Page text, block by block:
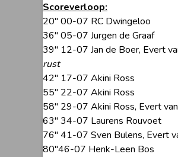
Scoreverloop:
20″ 00-07 RC Dwingeloo
36″ 05-07 Jurgen de Graaf
39″ 12-07 Jan de Boer, Evert
rust
42″ 17-07 Akini Ross
55″ 22-07 Akini Ross
58″ 29-07 Akini Ross, Evert
63″ 34-07 Laurens Rouvoet
76″ 41-07 Sven Bulens, Evert
80″46-07 Henk-Leen Bos